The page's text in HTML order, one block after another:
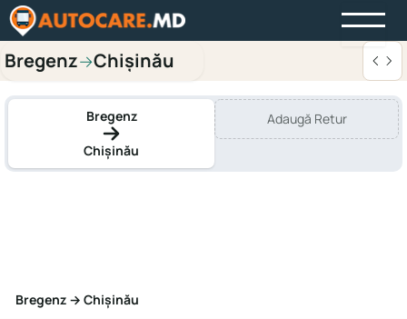
Bregenz→Chișinău
Bregenz
Chișinău
Adaugă Retur
Bregenz → Chișinău